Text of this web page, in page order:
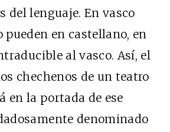
del lenguaje. En vasco
pueden en castellano, en
al vasco. Así, el
chechenos de un teatro
en la portada de ese
denominado